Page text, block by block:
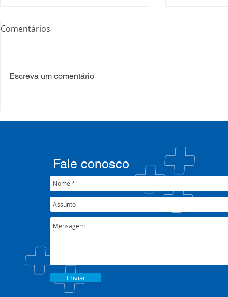
SETEC, realiza Assembleia e
COSEMS/
junto ao
Nacional
Comentários
Escreva um comentário
Enviar
Fale conosco